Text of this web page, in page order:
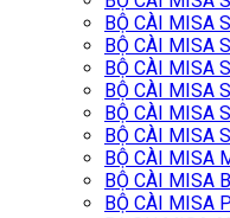
BỘ CÀI MISA
BỘ CÀI MISA
BỘ CÀI MISA
BỘ CÀI MISA
BỘ CÀI MISA
BỘ CÀI MISA
BỘ CÀI MISA
BỘ CÀI MISA
BỘ CÀI MISA